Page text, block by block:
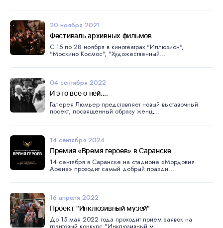
20 ноября 2021
Фестиваль архивных фильмов
С 15 по 28 ноября в кинотеатрах "Иллюзион",
"Москино Космос", "Художественный...
04 сентября 2022
И это все о ней....
Галерея Люмьер представляет новый выставочный
проект, посвященный образу женщ...
14 сентября 2024
Премия «Время героев» в Саранске
14 сентября в Саранске на стадионе «Мордовия
Арена» проходит самый добрый праздн...
16 апреля 2022
Проект "Инклюзивный музей"
До 15 мая 2022 года проходит прием заявок на